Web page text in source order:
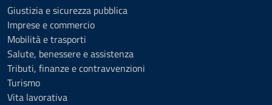
Giustizia e sicurezza pubblica
Imprese e commercio
Mobilità e trasporti
Salute, benessere e assistenza
Tributi, finanze e contravvenzioni
Turismo
Vita lavorativa